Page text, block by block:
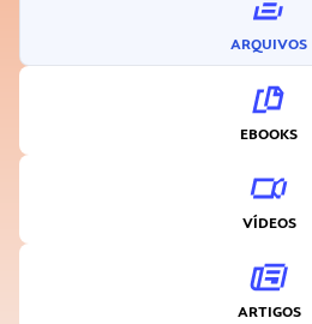
ARQUIVOS
EBOOKS
VÍDEOS
ARTIGOS